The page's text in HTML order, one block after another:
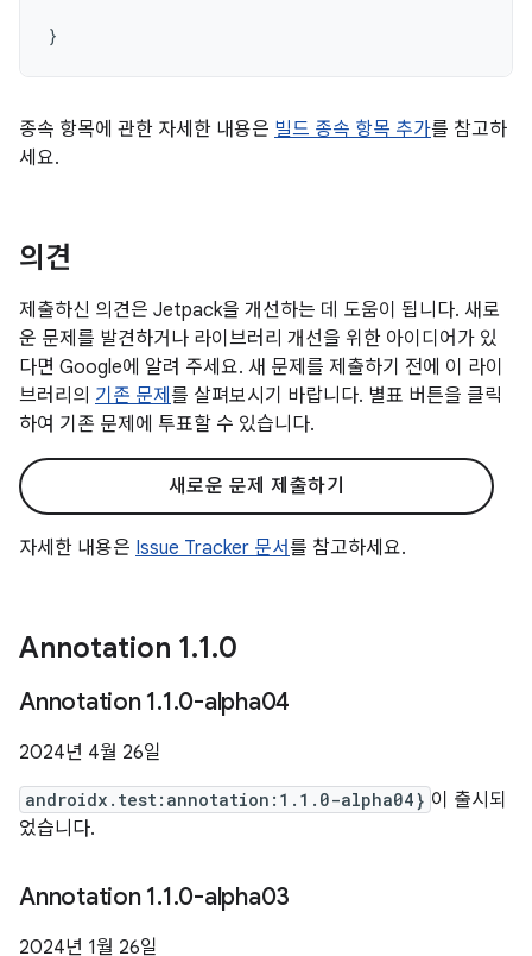
}
종속 항목에 관한 자세한 내용은 빌드 종속 항목 추가를 참고하
세요.
의견
제출하신 의견은 Jetpack을 개선하는 데 도움이 됩니다. 새로
운 문제를 발견하거나 라이브러리 개선을 위한 아이디어가 있
다면 Google에 알려 주세요. 새 문제를 제출하기 전에 이 라이
브러리의 기존 문제 를 살펴보시기 바랍니다. 별표 버튼을 클릭
하여 기존 문제에 투표할 수 있습니다.
새로운 문제 제출하기
자세한 내용은 Issue Tracker 문서를 참고하세요.
Annotation 1.1.0
Annotation 1.1.0-alpha04
2024년 4월 26일
androidx.test:annotation:1.1.0-alpha04} 이 출시되
었습니다.
Annotation 1.1.0-alpha03
2024년 1월 26일